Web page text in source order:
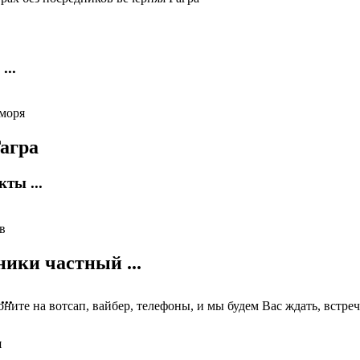
...
...
частный ...
на вотсап, вайбер, телефоны, и мы будем Вас ждать,